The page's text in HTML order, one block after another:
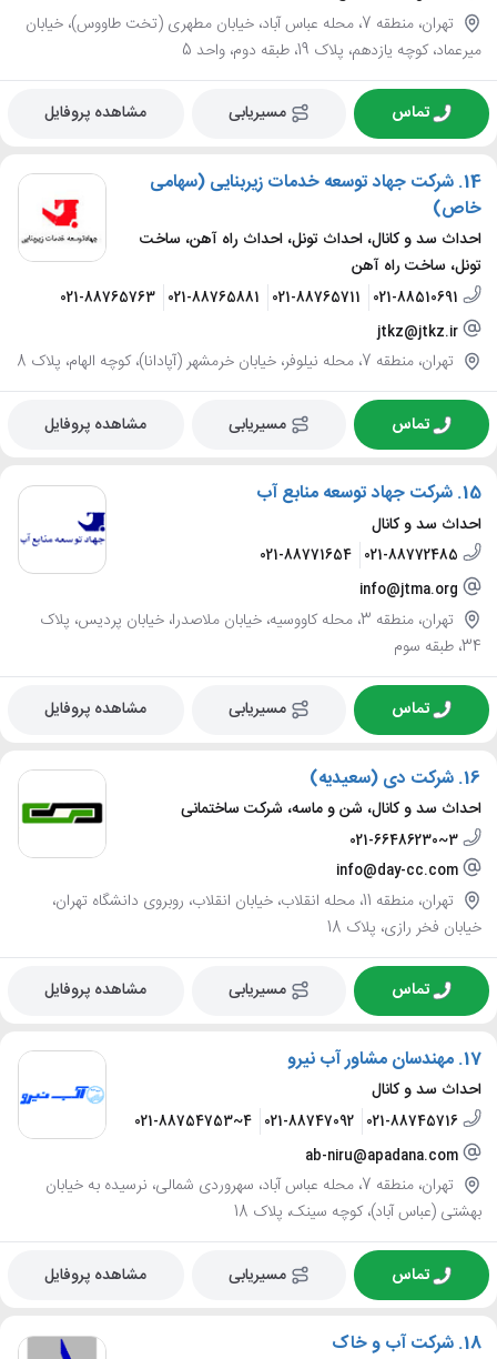
تهران، منطقه 7، محله عباس آباد، خیابان مطهری (تخت طاووس)، خیابان
میرعماد، کوچه یازدهم، پلاک 19، طبقه دوم، واحد 5
تماس مسیریابی مشاهده پروفایل
14. شرکت جهاد توسعه خدمات زیربنایی (سهامی
خاص)
احداث سد و کانال، احداث تونل، احداث راه آهن، ساخت
تونل، ساخت راه آهن
021-88510691
021-88765711
021-88765881
021-88765763
jtkz@jtkz.ir
تهران، منطقه 7، محله نیلوفر، خیابان خرمشهر (آپادانا)، کوچه الهام، پلاک 8
تماس مسیریابی مشاهده پروفایل
15. شرکت جهاد توسعه منابع آب
احداث سد و کانال
021-88772485
021-88771654
info@jtma.org
تهران، منطقه 3، محله کاووسیه، خیابان ملاصدرا، خیابان پردیس، پلاک
34، طبقه سوم
تماس مسیریابی مشاهده پروفایل
16. شرکت دی (سعیدیه)
احداث سد و کانال، شن و ماسه، شرکت ساختمانی
021-66486230~3
info@day-cc.com
تهران، منطقه 11، محله انقلاب، خیابان انقلاب، روبروی دانشگاه تهران،
خیابان فخر رازی، پلاک 18
تماس مسیریابی مشاهده پروفایل
17. مهندسان مشاور آب نیرو
احداث سد و کانال
021-88745716
021-88747092
021-88754753~4
ab-niru@apadana.com
تهران، منطقه 7، محله عباس آباد، سهروردی شمالی، نرسیده به خیابان
بهشتی (عباس آباد)، کوچه سینک، پلاک 18
تماس مسیریابی مشاهده پروفایل
18. شرکت آب و خاک